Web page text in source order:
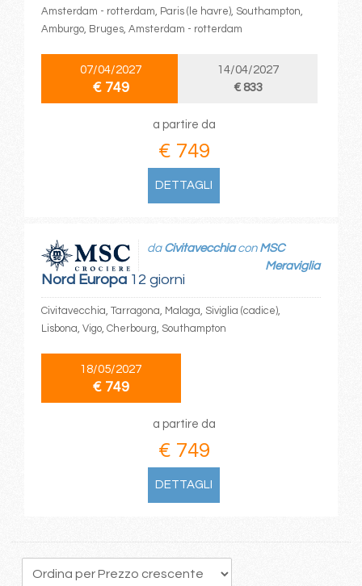
Amsterdam - rotterdam, Paris (le havre), Southampton,
Amburgo, Bruges, Amsterdam - rotterdam
07/04/2027
€ 749
14/04/2027
€ 833
a partire da
€ 749
DETTAGLI
Nord Europa12 giorni
da Civitavecchiacon MSC
Meraviglia
Civitavecchia, Tarragona, Malaga, Siviglia (cadice),
Lisbona, Vigo, Cherbourg, Southampton
18/05/2027
€ 749
a partire da
€ 749
DETTAGLI